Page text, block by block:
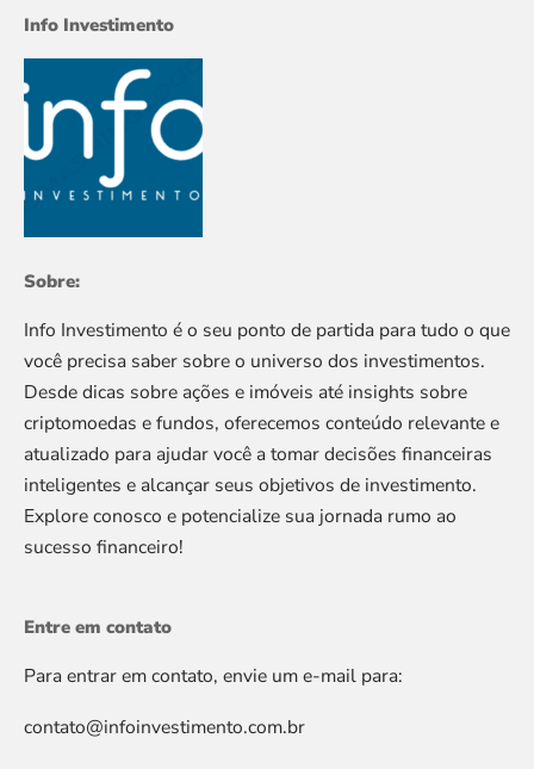
Info Investimento
Sobre:
Info Investimento é o seu ponto de partida para tudo o que
você precisa saber sobre o universo dos investimentos.
Desde dicas sobre ações e imóveis até insights sobre
criptomoedas e fundos, oferecemos conteúdo relevante e
atualizado para ajudar você a tomar decisões financeiras
inteligentes e alcançar seus objetivos de investimento.
Explore conosco e potencialize sua jornada rumo ao
sucesso financeiro!
Entre em contato
Para entrar em contato, envie um e-mail para:
contato@infoinvestimento.com.br